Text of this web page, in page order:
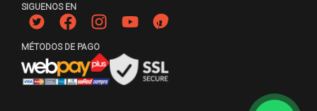
SIGUENOS EN
MÉTODOS DE PAGO